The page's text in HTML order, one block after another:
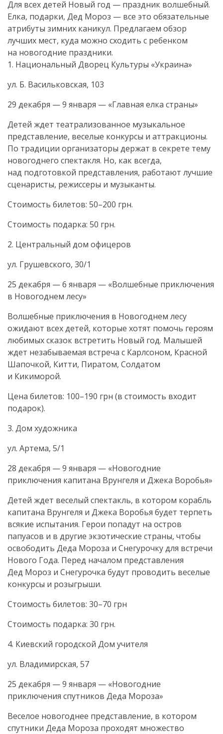
Для всех детей Новый год — праздник волшебный.
Елка, подарки, Дед Мороз — все это обязательные
атрибуты зимних каникул. Предлагаем обзор
лучших мест, куда можно сходить с ребенком
на новогодние праздники.
1. Национальный Дворец Культуры «Украина»
ул. Б. Васильковская, 103
29 декабря — 9 января — «Главная елка страны»
Детей ждет театрализованное музыкальное
представление, веселые конкурсы и аттракционы.
По традиции организаторы держат в секрете тему
новогоднего спектакля. Но, как всегда,
над подготовкой представления, работают лучшие
сценаристы, режиссеры и музыканты.
Стоимость билетов: 50–200 грн.
Стоимость подарка: 50 грн.
2. Центральный дом офицеров
ул. Грушевского, 30/1
25 декабря — 6 января — «Волшебные приключения
в Новогоднем лесу»
Волшебные приключения в Новогоднем лесу
ожидают всех детей, которые хотят помочь героям
любимых сказок встретить Новый год. Малышей
ждет незабываемая встреча с Карлсоном, Красной
Шапочкой, Китти, Пиратом, Солдатом
и Кикиморой.
Цена билетов: 100–190 грн (в стоимость входит
подарок).
3. Дом художника
ул. Артема, 5/1
28 декабря — 9 января — «Новогодние
приключения капитана Врунгеля и Джека Воробья»
Детей ждет веселый спектакль, в котором корабль
капитана Врунгеля и Джека Воробья будет терпеть
всякие испытания. Герои попадут на остров
папуасов и в другие экзотические страны, чтобы
освободить Деда Мороза и Снегурочку для встречи
Нового Года. Перед началом представления
Дед Мороз и Снегурочка будут проводить веселые
конкурсы и розыгрыши.
Стоимость билетов: 30–70 грн
Стоимость подарка: 30 грн.
4. Киевский городской Дом учителя
ул. Владимирская, 57
25 декабря — 9 января — «Новогодние
приключения спутников Деда Мороза»
Веселое новогоднее представление, в котором
спутники Деда Мороза проходят множество